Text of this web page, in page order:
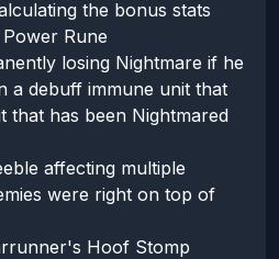
the bonus stats
Rune
losing Nightmare if he
a debuff immune unit that
that has been Nightmared
affecting multiple
were right on top of
Hoof Stomp